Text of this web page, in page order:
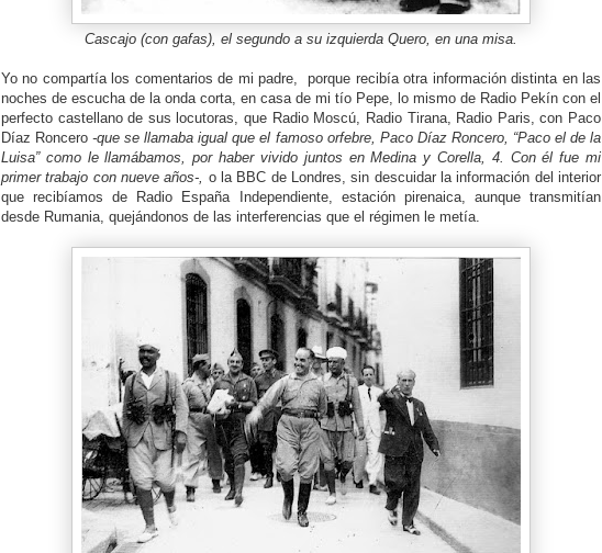
Cascajo (con gafas), el segundo a su izquierda Quero, en una misa.
Yo no compartía los comentarios de mi padre, porque recibía otra información distinta en las
noches de escucha de la onda corta, en casa de mi tío Pepe, lo mismo de Radio Pekín con el
perfecto castellano de sus locutoras, que Radio Moscú, Radio Tirana, Radio Paris, con Paco
Díaz Roncero-que se llamaba igual que el famoso orfebre, Paco Díaz Roncero, “Paco el de la
Luisa” como le llamábamos, por haber vivido juntos en Medina y Corella, 4. Con él fue mi
primer trabajo con nueve años-, o la BBC de Londres, sin descuidar la información del interior
que recibíamos de Radio España Independiente, estación pirenaica, aunque transmitían
desde Rumania, quejándonos de las interferencias que el régimen le metía.